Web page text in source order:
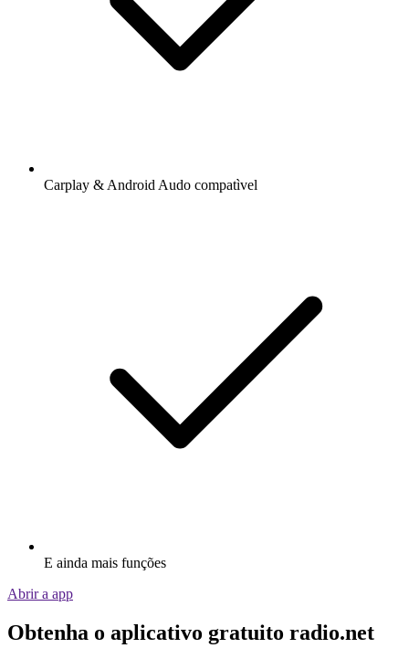
Carplay & Android Audo compatìvel
E ainda mais funções
Abrir a app
Obtenha o aplicativo gratuito radio.net